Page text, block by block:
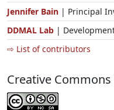
Jennifer Bain | Principal
DDMAL Lab |
⇨ List of contributors
Creative Commons